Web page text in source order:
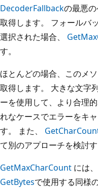
DecoderFallbackの最悪
取得します。 フォールバ
選択された場合、
す。
ほとんどの場合、このメ
取得します。 大きな文字
ーを使用して、より合理
れなケースでエラーをキ
す。 また、
て別のアプローチを検討す
GetMaxCharCount には、
GetBytesで使用する同様